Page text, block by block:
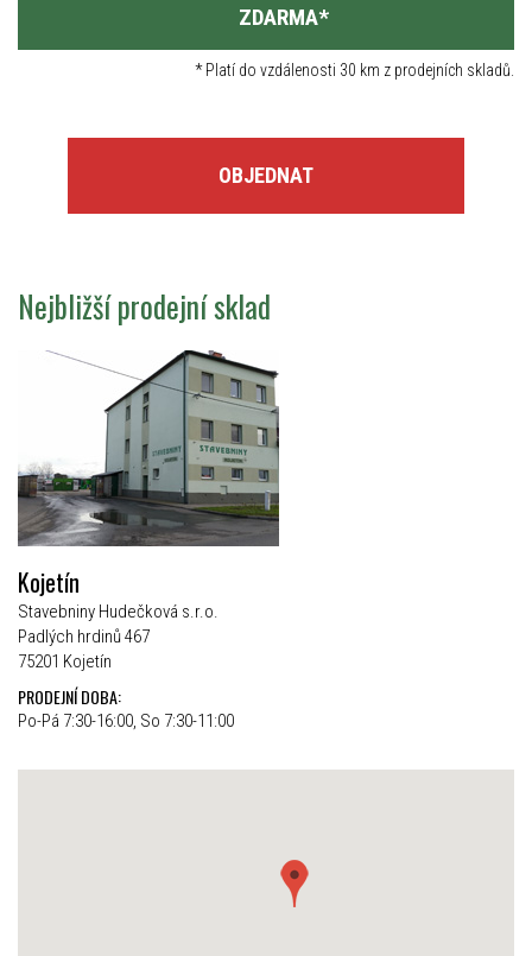
ZDARMA*
*Platí do vzdálenosti 30 km z prodejních skladů.
OBJEDNAT
Nejbližší prodejní sklad
Kojetín
Stavebniny Hudečková s.r.o.
Padlých hrdinů 467
75201 Kojetín
PRODEJNÍ DOBA:
Po-Pá 7:30-16:00, So 7:30-11:00